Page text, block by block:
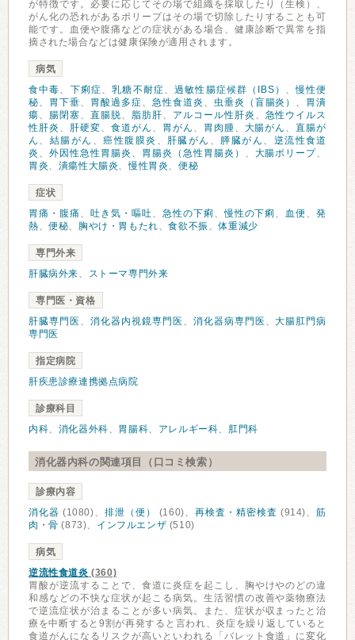
が特徴です。必要に応じてその場で組織を採取したり（生検）、
がん化の恐れがあるポリープはその場で切除したりすることも可
能です。血便や腹痛などの症状がある場合、健康診断で異常を指
摘された場合などは健康保険が適用されます。
病気
食中毒、 下痢症、乳糖不耐症、過敏性腸症候群（IBS） 、慢性便
秘、 胃下垂、 胃酸過多症、 急性食道炎 、 虫垂炎（盲腸炎） 、 胃潰
瘍、 腸閉塞、 直腸脱、 脂肪肝、 アルコール性肝炎 、 急性ウイルス
性肝炎 、 肝硬変、 食道がん 、 胃がん 、 胃肉腫、 大腸がん 、直腸が
ん 、 結腸がん 、癌性腹膜炎 、 肝臓がん 、 膵臓がん 、 逆流性食道
炎 、 外因性急性胃腸炎 、 胃腸炎（急性胃腸炎） 、 大腸ポリープ、
胃炎、 潰瘍性大腸炎、慢性胃炎、便秘
症状
胃痛・腹痛 、 吐き気・嘔吐、 急性の下痢 、慢性の下痢 、 血便、発
熱、便秘、 胸やけ・胃もたれ、食欲不振 、体重減少
専門外来
肝臓病外来、 ストーマ専門外来
専門医・資格
肝臓専門医 、 消化器内視鏡専門医 、 消化器病専門医 、大腸肛門病
専門医
指定病院
肝疾患診療連携拠点病院
診療科目
内科、 消化器外科、 胃腸科、 アレルギー科、 肛門科
消化器内科の関連項目（口コミ検索）
診療内容
消化器 (1080)、 排泄（便） (160)、再検査・精密検査 (914)、筋
肉・骨 (873)、 インフルエンザ (510)
病気
逆流性食道炎 (360)
胃酸が逆流することで、食道に炎症を起こし、胸やけやのどの違
和感などの不快な症状が起こる病気。生活習慣の改善や薬物療法
で逆流症状が治まることが多い病気。また、症状が収まったと治
療を中断すると9割が再発すると言われ、炎症を繰り返していると
食道がんになるリスクが高いといわれる「バレット食道」に変化